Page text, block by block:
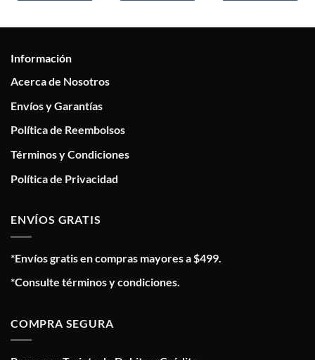
Información
Acerca de Nosotros
Envíos y Garantías
Política de Reembolsos
Términos y Condiciones
Política de Privacidad
ENVÍOS GRATIS
*Envíos gratis en compras mayores a $499.
*Consulte términos y condiciones.
COMPRA SEGURA